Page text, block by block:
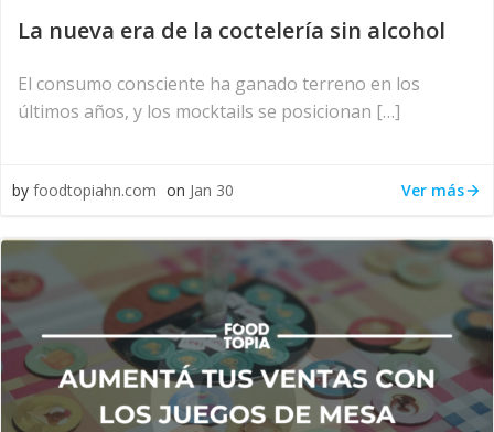
La nueva era de la coctelería sin alcohol
El consumo consciente ha ganado terreno en los
últimos años, y los mocktails se posicionan […]
by foodtopiahn.com on Jan 30 Ver más